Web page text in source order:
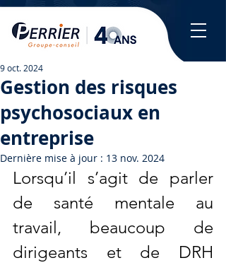
Gestion des risques
psychosociaux en
entreprise
9 oct. 2024
Dernière mise à jour : 13 nov. 2024
Lorsqu’il s’agit de parler
de santé mentale au
travail, beaucoup de
dirigeants et de DRH